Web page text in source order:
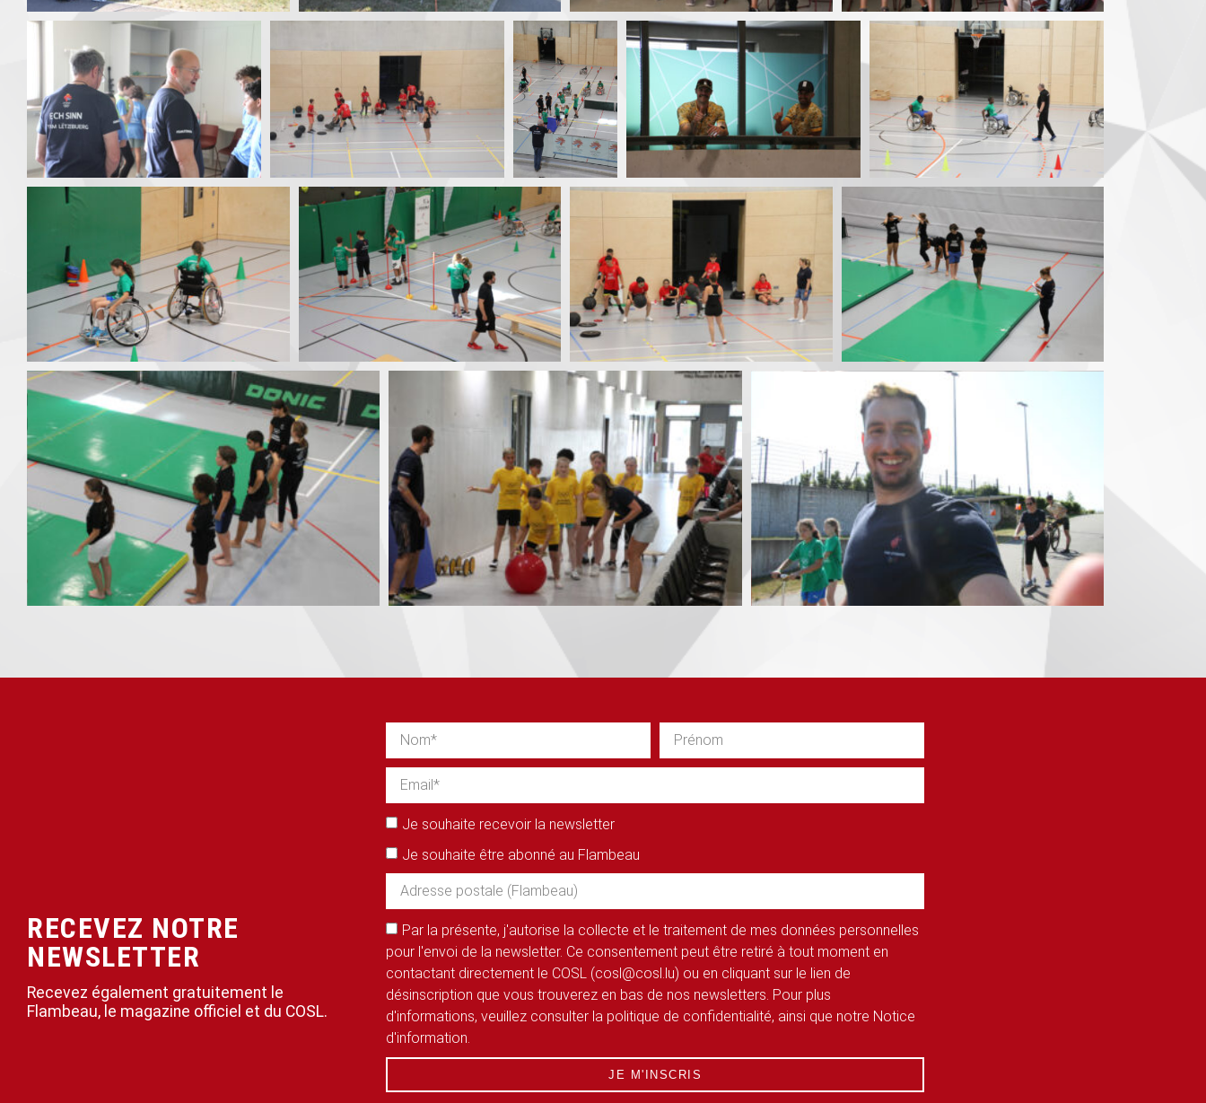
RECEVEZ NOTRE
NEWSLETTER
Recevez également gratuitement le
Flambeau, le magazine officiel et du COSL.
Je souhaite recevoir la newsletter
Je souhaite être abonné au Flambeau
Par la présente, j'autorise la collecte et le traitement de mes données personnelles
pour l'envoi de la newsletter. Ce consentement peut être retiré à tout moment en
contactant directement le COSL (cosl@cosl.lu) ou en cliquant sur le lien de
désinscription que vous trouverez en bas de nos newsletters. Pour plus
d'informations, veuillez consulter la politique de confidentialité, ainsi que notre Notice
d'information.
JE M'INSCRIS